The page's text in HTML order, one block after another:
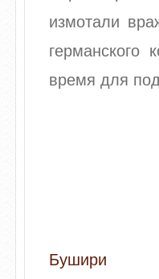
измотали
германского
время для
Бушири